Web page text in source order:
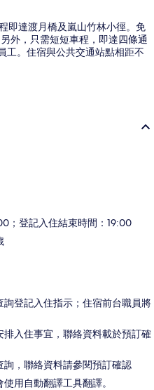
即達渡月橋及嵐山竹林小徑。免
外，只需短短車程，即達四條通
工。住宿與公共交通站點相距不
；登記入住結束時間：19:00
登記入住指示；住宿前台職員將
入住事宜，聯絡資料載於預訂確
，聯絡資料請參閱預訂確認
用自動翻譯工具翻譯。